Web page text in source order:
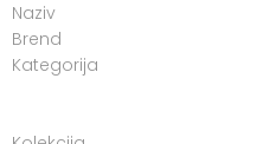
Naziv
Brend
Kategorija